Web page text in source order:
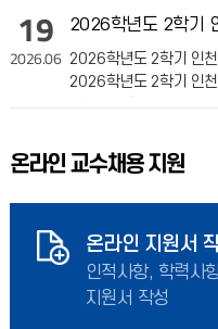
2026학년도 2학기
2026학년도 2학기 인
2026학년도 2학기 인
2026.06
19
온라인 교수채용 지원
온라인 지원서
인적사항, 학력사
지원서 작성